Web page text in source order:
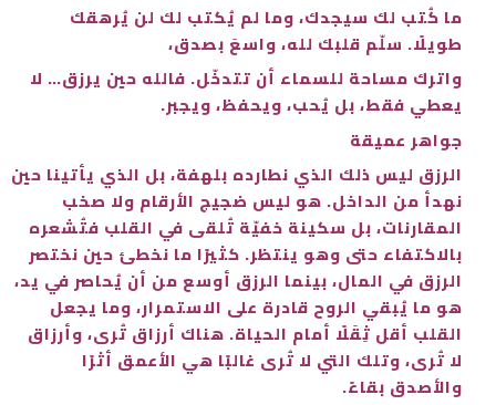
ما كُتب لك سيجدك، وما لم يُكتب لك لن يُرهقك
طويلًا. سلّم قلبك لله، واسعَ بصدق،
واترك مساحة للسماء أن تتدخّل. فالله حين يرزق… لا
يعطي فقط، بل يُحب، ويحفظ، ويجبر.
جواهر عميقة
الرزق ليس ذلك الذي نطارده بلهفة، بل الذي يأتينا حين
نهدأ من الداخل. هو ليس ضجيج الأرقام ولا صخب
المقارنات، بل سكينة خفيّة تُلقى في القلب فتُشعره
بالاكتفاء حتى وهو ينتظر. كثيرًا ما نخطئ حين نختصر
الرزق في المال، بينما الرزق أوسع من أن يُحاصر في يد،
هو ما يُبقي الروح قادرة على الاستمرار، وما يجعل
القلب أقل ثِقَلًا أمام الحياة. هناك أرزاق تُرى، وأرزاق
لا تُرى، وتلك التي لا تُرى غالبًا هي الأعمق أثرًا
والأصدق بقاءً.